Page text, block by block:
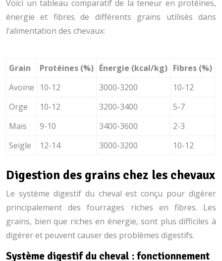
Voici un tableau comparatif de la teneur en protéines,
énergie et fibres de différents grains utilisés dans
l’alimentation des chevaux:
Grain Protéines (%) Énergie (kcal/kg) Fibres (%)
Avoine
10-12 3000-3200
10-12
Orge
10-12 3200-3400
5-7
Maïs
9-10 3400-3600
2-3
Seigle
12-14 3000-3200 10-12
Digestion des grains chez les chevaux
Le système digestif du cheval est conçu pour digérer
principalement des fourrages riches en fibres. Les
grains, bien que riches en énergie, sont plus difficiles à
digérer et peuvent causer des problèmes digestifs.
Système digestif du cheval : fonctionnement